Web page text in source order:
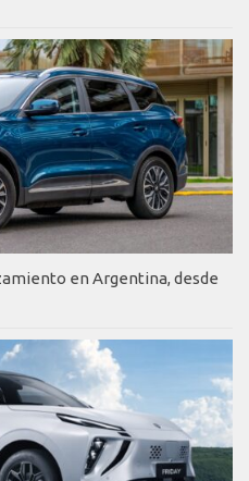
en Argentina, desde